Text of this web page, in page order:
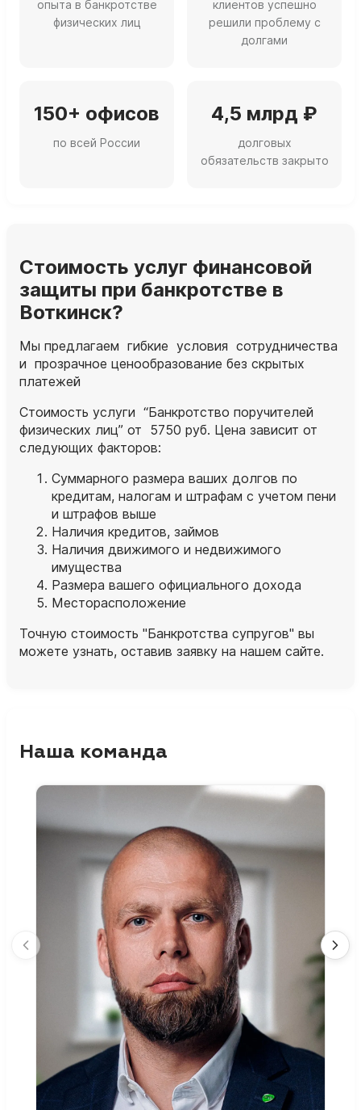
опыта в банкротстве
физических лиц
клиентов успешно
решили проблему с
долгами
150+ офисов
по всей России
4,5 млрд ₽
долговых
обязательств закрыто
Стоимость услуг финансовой
защиты при банкротстве в
Воткинск?
Мы предлагаем гибкие условия сотрудничества
и прозрачное ценообразование без скрытых
платежей
Стоимость услуги “Банкротство поручителей
физических лиц” от 5750 руб. Цена зависит от
следующих факторов:
Суммарного размера ваших долгов по
кредитам, налогам и штрафам с учетом пени
и штрафов выше
Наличия кредитов, займов
Наличия движимого и недвижимого
имущества
Размера вашего официального дохода
Месторасположение
Точную стоимость "Банкротства супругов" вы
можете узнать, оставив заявку на нашем сайте.
Наша команда